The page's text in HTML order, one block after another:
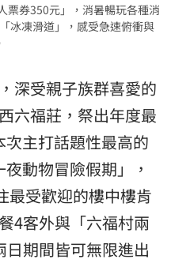
票券350元」，消暑暢玩各種消
冰凍滑道」，感受急速俯衝與
深受親子族群喜愛的
六福莊，祭出年度最
主打話題性最高的
夜動物冒險假期」，
最受歡迎的樓中樓肯
4客外與「六福村兩
期間皆可無限進出